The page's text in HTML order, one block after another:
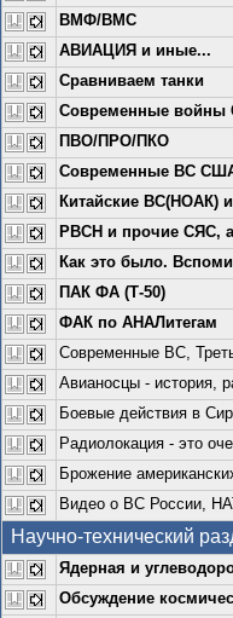
ВМФ/ВМС
АВИАЦИЯ и иные...
Сравниваем танки
Современные войны
ПВО/ПРО/ПКО
Современные ВС
Китайские ВС(НОАК)
РВСН и прочие СЯС,
Как это было.
ПАК ФА (Т-50)
ФАК по АНАЛитегам
Современные ВС,
Авианосцы - история,
Боевые действия в
Радиолокация - это
Брожение
Видео о ВС России,
Научно-технический
Ядерная и
Обсуждение